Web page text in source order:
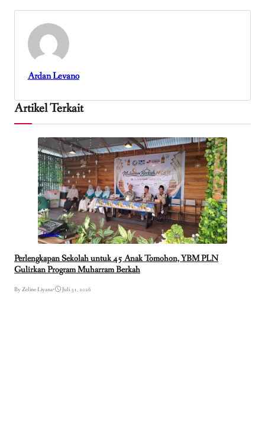
Ardan Levano
Artikel Terkait
Daerah
Perlengkapan Sekolah untuk 45 Anak Tomohon, YBM PLN
Gulirkan Program Muharram Berkah
By Zeline Liyana• Juli 31, 2026